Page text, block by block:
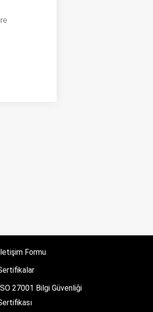
Formu
27001 Bilgi Güvenliği